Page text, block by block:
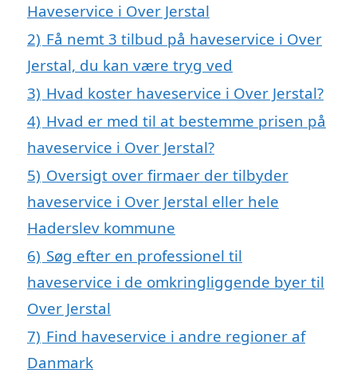
Haveservice i Over Jerstal
2) Få nemt 3 tilbud på haveservice i Over
Jerstal, du kan være tryg ved
3) Hvad koster haveservice i Over Jerstal?
4) Hvad er med til at bestemme prisen på
haveservice i Over Jerstal?
5) Oversigt over firmaer der tilbyder
haveservice i Over Jerstal eller hele
Haderslev kommune
6) Søg efter en professionel til
haveservice i de omkringliggende byer til
Over Jerstal
7) Find haveservice i andre regioner af
Danmark